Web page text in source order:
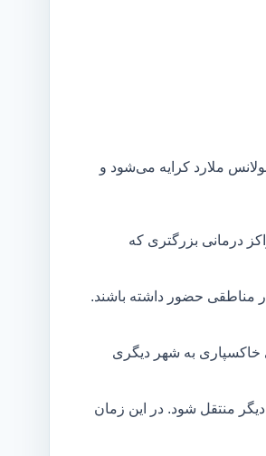
ملارد کرایه می‌شود و
درمانی بزرگتری که
مناطقی حضور داشته باشند.
خاکسپاری به شهر دیگری
منتقل شود. در این زمان